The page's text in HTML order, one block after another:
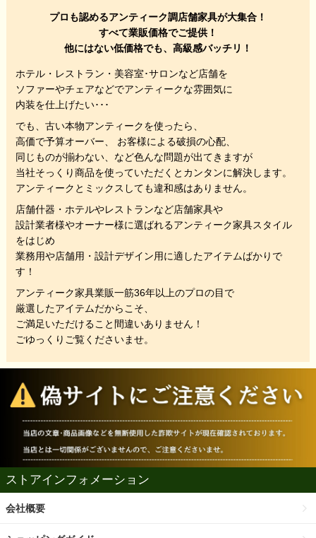
プロも認めるアンティーク調店舗家具が大集合！
すべて業販価格でご提供！
他にはない低価格でも、高級感バッチリ！
ホテル・レストラン・美容室･サロンなど店舗を
ソファーやチェアなどでアンティークな雰囲気に
内装を仕上げたい･･･
でも、 古い本物アンティークを使ったら、
高価で予算オーバー、 お客様による破損の心配、
同じものが揃わない、 など色んな問題が出てきますが
当社そっくり商品を使っていただくと カンタンに解決します。
アンティークとミックスしても違和感はありません。
店舗什器・ホテルやレストランなど店舗家具や
設計業者様やオーナー様に選ばれるアンティーク家具スタイル
をはじめ
業務用や店舗用・設計デザイン用に適したアイテムばかりで
す！
アンティーク家具業販一筋36年以上のプロの目で
厳選したアイテムだからこそ、
ご満足いただけること間違いありません！
ごゆっくりご覧くださいませ。
ストアインフォメーション
会社概要